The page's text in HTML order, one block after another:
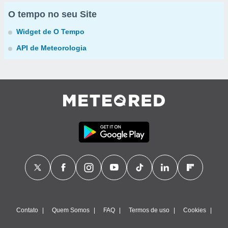
O tempo no seu Site
Widget de O Tempo
API de Meteorologia
Contato Quem Somos FAQ Termos de uso Cookies